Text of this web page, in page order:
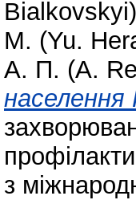
Bialkovskyi)
М. (Yu.
А. П. (A.
населення
з